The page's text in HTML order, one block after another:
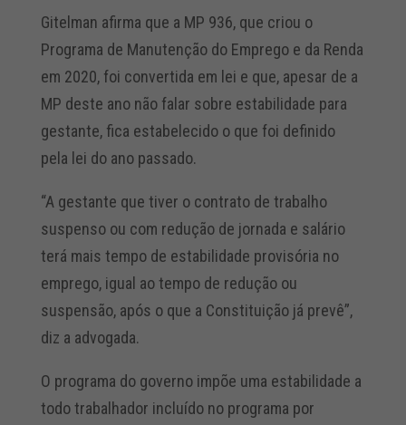
Gitelman afirma que a MP 936, que criou o
Programa de Manutenção do Emprego e da Renda
em 2020, foi convertida em lei e que, apesar de a
MP deste ano não falar sobre estabilidade para
gestante, fica estabelecido o que foi definido
pela lei do ano passado.
“A gestante que tiver o contrato de trabalho
suspenso ou com redução de jornada e salário
terá mais tempo de estabilidade provisória no
emprego, igual ao tempo de redução ou
suspensão, após o que a Constituição já prevê”,
diz a advogada.
O programa do governo impõe uma estabilidade a
todo trabalhador incluído no programa por